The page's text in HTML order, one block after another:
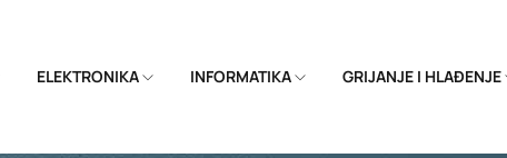
ELEKTRONIKA INFORMATIKA GRIJANJE I HLAĐENJE